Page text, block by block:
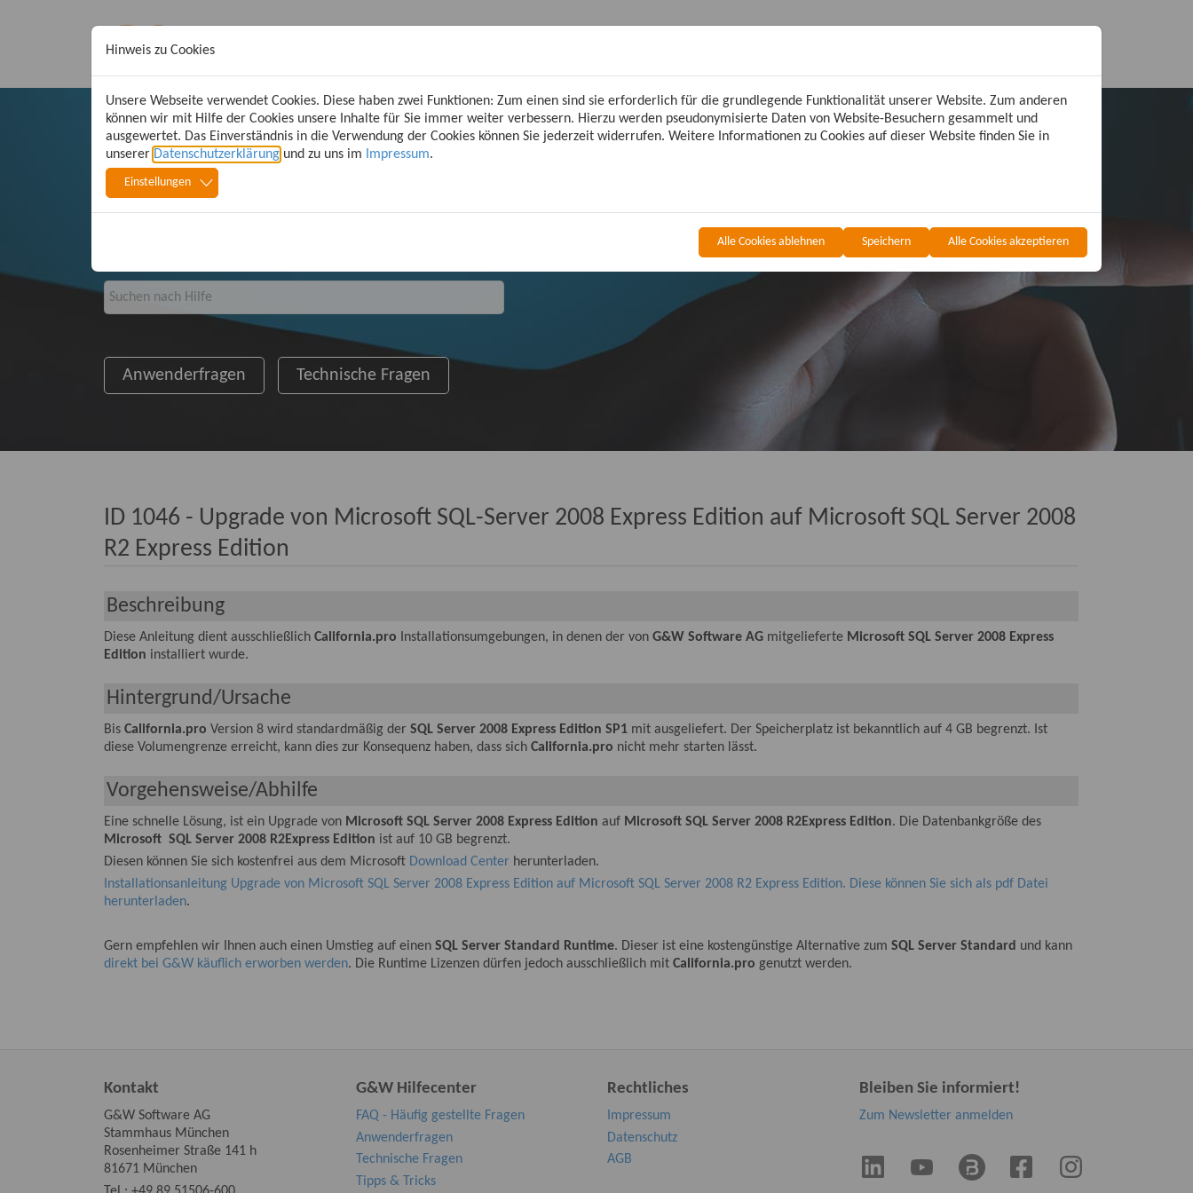
FAQ - Frequently Asked Questions
Anwenderfragen Technische Fragen
ID 1046 - Upgrade von Microsoft SQL-Server 2008 Express Edition auf Microsoft SQL Server 2008
R2 Express Edition
Beschreibung
Diese Anleitung dient ausschließlich California.pro Installationsumgebungen, in denen der von G&W Software AG mitgelieferte Microsoft SQL Server 2008 Express
Edition installiert wurde.
Hintergrund/Ursache
Bis California.pro Version 8 wird standardmäßig der SQL Server 2008 Express Edition SP1 mit ausgeliefert. Der Speicherplatz ist bekanntlich auf 4 GB begrenzt. Ist
diese Volumengrenze erreicht, kann dies zur Konsequenz haben, dass sich California.pro nicht mehr starten lässt.
Vorgehensweise/Abhilfe
Eine schnelle Lösung, ist ein Upgrade von Microsoft SQL Server 2008 Express Edition auf Microsoft SQL Server 2008 R2Express Edition. Die Datenbankgröße des
Microsoft SQL Server 2008 R2Express Edition ist auf 10 GB begrenzt.
Diesen können Sie sich kostenfrei aus dem Microsoft Download Center herunterladen.
Installationsanleitung Upgrade von Microsoft SQL Server 2008 Express Edition auf Microsoft SQL Server 2008 R2 Express Edition. Diese können Sie sich als pdf Datei
herunterladen.
Gern empfehlen wir Ihnen auch einen Umstieg auf einen SQL Server Standard Runtime. Dieser ist eine kostengünstige Alternative zum SQL Server Standard und kann
direkt bei G&W käuflich erworben werden. Die Runtime Lizenzen dürfen jedoch ausschließlich mit California.pro genutzt werden.
Kontakt
G&W Software AG
Stammhaus München
Rosenheimer Straße 141 h
81671 München
G&W Hilfecenter
FAQ - Häufig gestellte Fragen
Anwenderfragen
Technische Fragen
Tipps & Tricks
Rechtliches
Impressum
Datenschutz
AGB
Bleiben Sie informiert!
Zum Newsletter anmelden
Hinweis zu Cookies
Unsere Webseite verwendet Cookies. Diese haben zwei Funktionen: Zum einen sind sie erforderlich für die grundlegende Funktionalität unserer Website. Zum anderen
können wir mit Hilfe der Cookies unsere Inhalte für Sie immer weiter verbessern. Hierzu werden pseudonymisierte Daten von Website-Besuchern gesammelt und
ausgewertet. Das Einverständnis in die Verwendung der Cookies können Sie jederzeit widerrufen. Weitere Informationen zu Cookies auf dieser Website finden Sie in
unserer Datenschutzerklärung und zu uns im Impressum.
Einstellungen
Alle Cookies ablehnen Speichern Alle Cookies akzeptieren